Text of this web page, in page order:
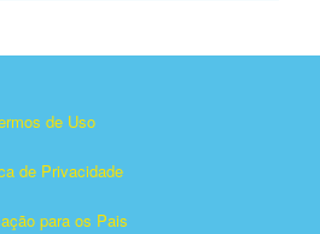
de Uso
de Privacidade
para os Pais